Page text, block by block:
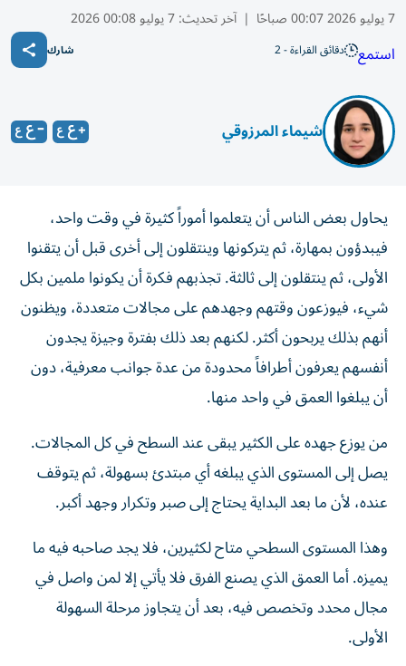
7 يوليو 2026 00:07 صباحًا | آخر تحديث:7 يوليو 00:08 2026
استمع دقائق القراءة - 2 شارك
شيماء المرزوقي
​يحاول بعض الناس أن يتعلموا أموراً كثيرة في وقت واحد،
فيبدؤون بمهارة، ثم يتركونها وينتقلون إلى أخرى قبل أن يتقنوا
الأولى، ثم ينتقلون إلى ثالثة. تجذبهم فكرة أن يكونوا ملمين بكل
شيء، فيوزعون وقتهم وجهدهم على مجالات متعددة، ويظنون
أنهم بذلك يربحون أكثر. لكنهم بعد ذلك بفترة وجيزة يجدون
أنفسهم يعرفون أطرافاً محدودة من عدة جوانب معرفية، دون
أن يبلغوا العمق في واحد منها.
​من يوزع جهده على الكثير يبقى عند السطح في كل المجالات.
يصل إلى المستوى الذي يبلغه أي مبتدئ بسهولة، ثم يتوقف
عنده، لأن ما بعد البداية يحتاج إلى صبر وتكرار وجهد أكبر.
وهذا المستوى السطحي متاح لكثيرين، فلا يجد صاحبه فيه ما
يميزه. أما العمق الذي يصنع الفرق فلا يأتي إلا لمن واصل في
مجال محدد وتخصص فيه، بعد أن يتجاوز مرحلة السهولة
الأولى.